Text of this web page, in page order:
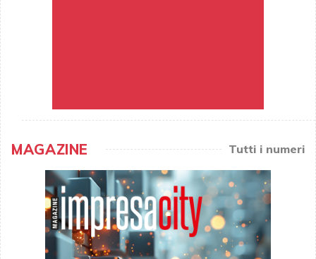
MAGAZINE Tutti i numeri